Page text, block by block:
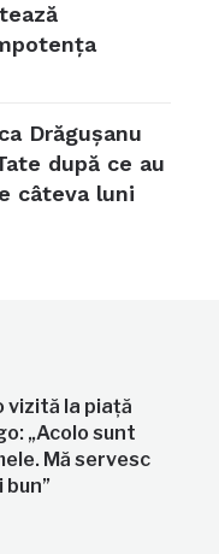
Drăgușanu
după ce au
câteva luni
vizită la piață
„Acolo sunt
Mă servesc
bun”